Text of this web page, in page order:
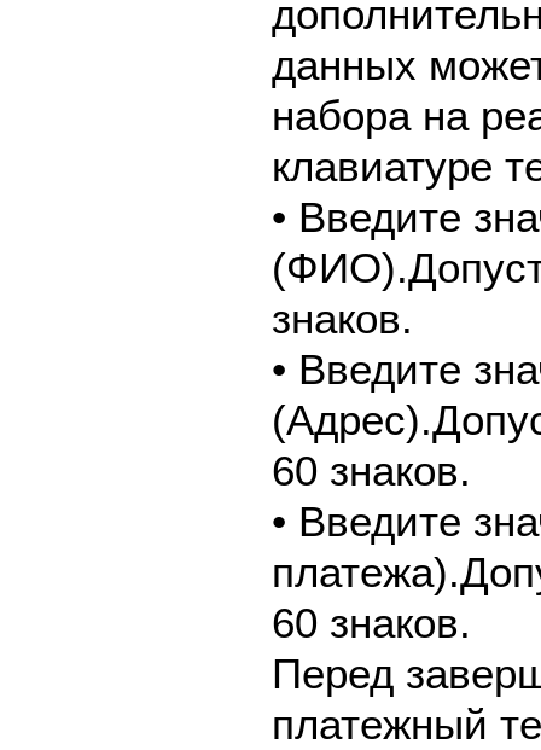
данных
набора на
клавиатуре
• Введите
знаков.
• Введите
60 знаков.
• Введите
60 знаков.
Перед
платежный